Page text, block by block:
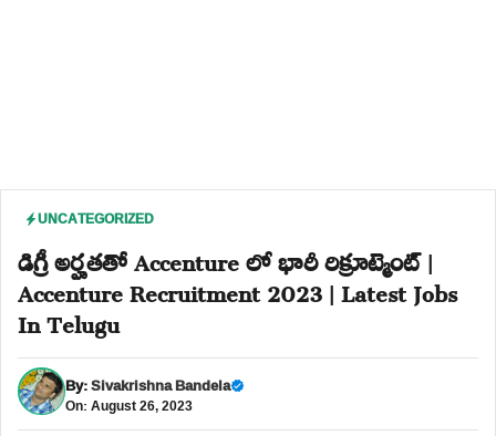
UNCATEGORIZED
డిగ్రీ అర్హతతో Accenture లో భారీ రిక్రూట్మెంట్ |
Accenture Recruitment 2023 | Latest Jobs
In Telugu
By:Sivakrishna Bandela
On: August 26, 2023